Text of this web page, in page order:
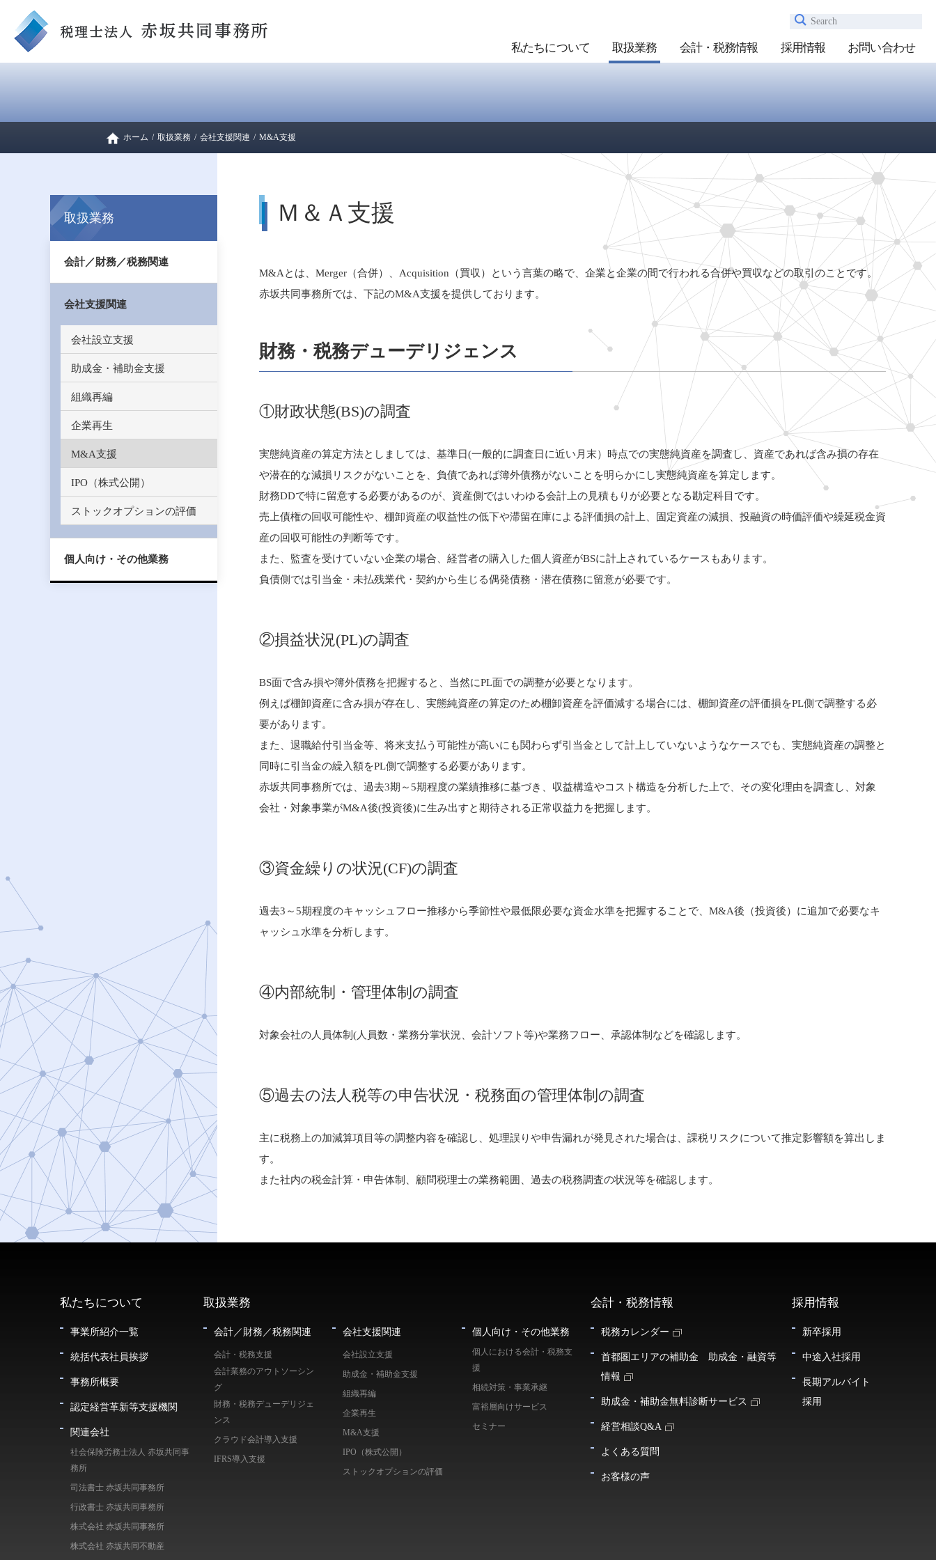
Search
私たちについて 取扱業務 会計・税務情報 採用情報 お問い合わせ
ホーム / 取扱業務 / 会社支援関連 / M&A支援
Ｍ＆Ａ支援
M&Aとは、Merger（合併）、Acquisition（買収）という言葉の略で、企業と企業の間で行われる合併や買収などの取引のことです。
赤坂共同事務所では、下記のM&A支援を提供しております。
財務・税務デューデリジェンス
①財政状態(BS)の調査
実態純資産の算定方法としましては、基準日(一般的に調査日に近い月末）時点での実態純資産を調査し、資産であれば含み損の存在
や潜在的な減損リスクがないことを、負債であれば簿外債務がないことを明らかにし実態純資産を算定します。
財務DDで特に留意する必要があるのが、資産側ではいわゆる会計上の見積もりが必要となる勘定科目です。
売上債権の回収可能性や、棚卸資産の収益性の低下や滞留在庫による評価損の計上、固定資産の減損、投融資の時価評価や繰延税金資
産の回収可能性の判断等です。
また、監査を受けていない企業の場合、経営者の購入した個人資産がBSに計上されているケースもあります。
負債側では引当金・未払残業代・契約から生じる偶発債務・潜在債務に留意が必要です。
②損益状況(PL)の調査
BS面で含み損や簿外債務を把握すると、当然にPL面での調整が必要となります。
例えば棚卸資産に含み損が存在し、実態純資産の算定のため棚卸資産を評価減する場合には、棚卸資産の評価損をPL側で調整する必
要があります。
また、退職給付引当金等、将来支払う可能性が高いにも関わらず引当金として計上していないようなケースでも、実態純資産の調整と
同時に引当金の繰入額をPL側で調整する必要があります。
赤坂共同事務所では、過去3期～5期程度の業績推移に基づき、収益構造やコスト構造を分析した上で、その変化理由を調査し、対象
会社・対象事業がM&A後(投資後)に生み出すと期待される正常収益力を把握します。
③資金繰りの状況(CF)の調査
過去3～5期程度のキャッシュフロー推移から季節性や最低限必要な資金水準を把握することで、M&A後（投資後）に追加で必要なキ
ャッシュ水準を分析します。
④内部統制・管理体制の調査
対象会社の人員体制(人員数・業務分掌状況、会計ソフト等)や業務フロー、承認体制などを確認します。
⑤過去の法人税等の申告状況・税務面の管理体制の調査
主に税務上の加減算項目等の調整内容を確認し、処理誤りや申告漏れが発見された場合は、課税リスクについて推定影響額を算出しま
す。
また社内の税金計算・申告体制、顧問税理士の業務範囲、過去の税務調査の状況等を確認します。
取扱業務
会計／財務／税務関連
会社支援関連
会社設立支援
助成金・補助金支援
組織再編
企業再生
M&A支援
IPO（株式公開）
ストックオプションの評価
個人向け・その他業務
私たちについて
事業所紹介一覧
統括代表社員挨拶
事務所概要
認定経営革新等支援機関
関連会社
社会保険労務士法人 赤坂共同事
務所
司法書士 赤坂共同事務所
行政書士 赤坂共同事務所
株式会社 赤坂共同事務所
株式会社 赤坂共同不動産
取扱業務
会計／財務／税務関連
会計・税務支援
会計業務のアウトソーシン
グ
財務・税務デューデリジェ
ンス
クラウド会計導入支援
IFRS導入支援
会社支援関連
会社設立支援
助成金・補助金支援
組織再編
企業再生
M&A支援
IPO（株式公開）
ストックオプションの評価
個人向け・その他業務
個人における会計・税務支
援
相続対策・事業承継
富裕層向けサービス
セミナー
会計・税務情報
税務カレンダー
首都圏エリアの補助金 助成金・融資等
情報
助成金・補助金無料診断サービス
経営相談Q&A
よくある質問
お客様の声
採用情報
新卒採用
中途入社採用
長期アルバイト
採用